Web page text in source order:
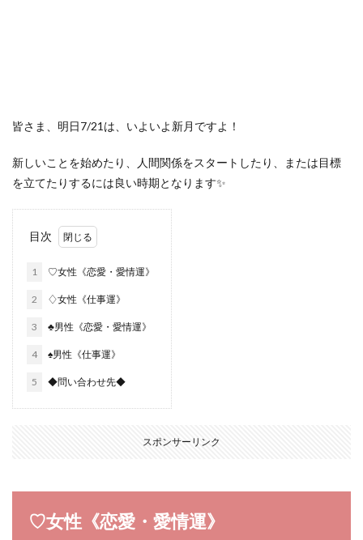
皆さま、明日7/21は、いよいよ新月ですよ！
新しいことを始めたり、人間関係をスタートしたり、または目標
を立てたりするには良い時期となります✨
目次
1 ♡女性《恋愛・愛情運》
2 ♢女性《仕事運》
3 ♣︎男性《恋愛・愛情運》
4 ♠︎男性《仕事運》
5 ◆問い合わせ先◆
スポンサーリンク
♡女性《恋愛・愛情運》